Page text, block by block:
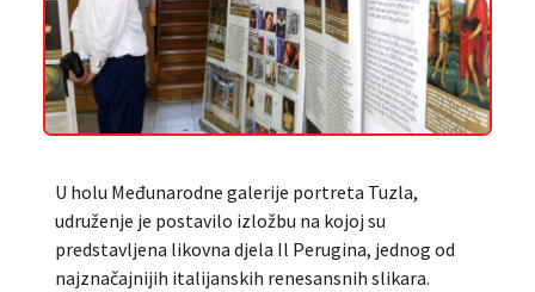
U holu Međunarodne galerije portreta Tuzla,
udruženje je postavilo izložbu na kojoj su
predstavljena likovna djela Il Perugina, jednog od
najznačajnijih italijanskih renesansnih slikara.